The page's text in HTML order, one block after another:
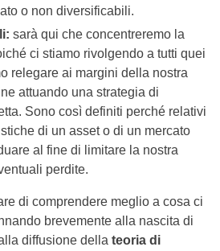
o non diversificabili.
sarà qui che concentreremo la
ci stiamo rivolgendo a tutti quei
relegare ai margini della nostra
attuando una strategia di
Sono così definiti perché relativi
di un asset o di un mercato
al fine di limitare la nostra
perdite.
di comprendere meglio a cosa ci
brevemente alla nascita di
diffusione della teoria di